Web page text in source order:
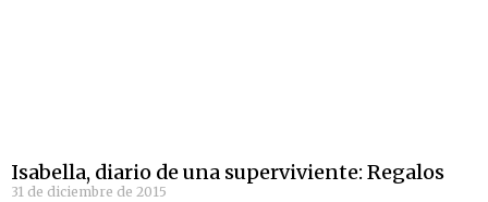
Isabella, diario de una superviviente: Regalos
31 de diciembre de 2015